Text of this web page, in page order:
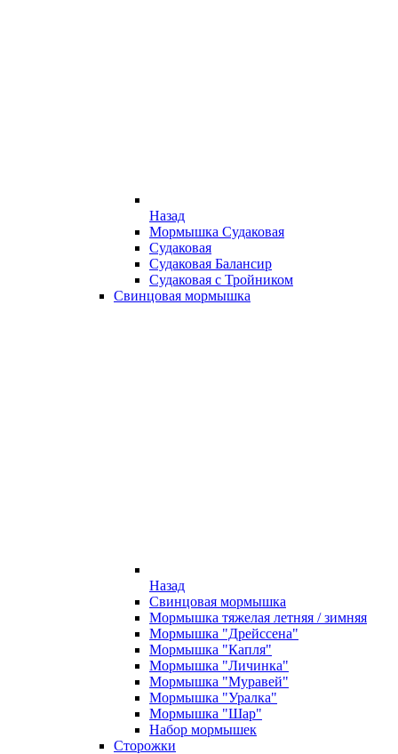
Назад
Мормышка Судаковая
Судаковая
Судаковая Балансир
Судаковая с Тройником
Свинцовая мормышка
Назад
Свинцовая мормышка
Мормышка тяжелая летняя / зимняя
Мормышка "Дрейссена"
Мормышка "Капля"
Мормышка "Личинка"
Мормышка "Муравей"
Мормышка "Уралка"
Мормышка "Шар"
Набор мормышек
Сторожки